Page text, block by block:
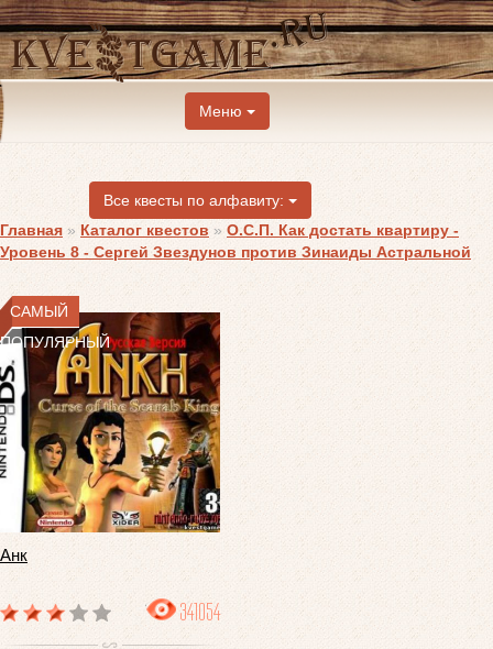
Меню
Все квесты по алфавиту:
Главная » Каталог квестов » О.С.П. Как достать квартиру -
Уровень 8 - Сергей Звездунов против Зинаиды Астральной
САМЫЙ
ПОПУЛЯРНЫЙ
Анк
341054